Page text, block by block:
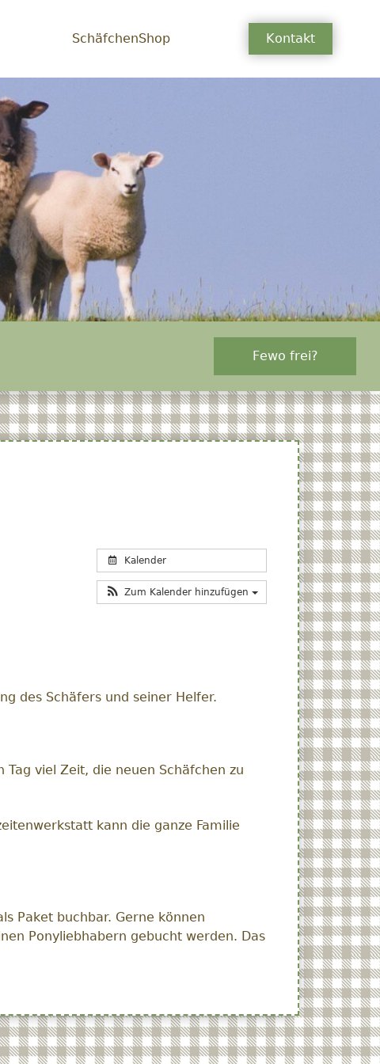
SchäfchenShop Kontakt
Fewo frei?
Kalender
Zum Kalender hinzufügen
des Schäfers und seiner Helfer.
Tag viel Zeit, die neuen Schäfchen zu
kann die ganze Familie
Paket buchbar. Gerne können
Ponyliebhabern gebucht werden. Das